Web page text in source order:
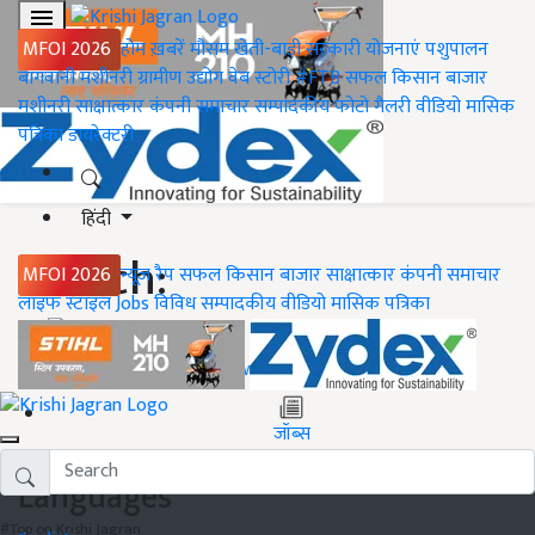
MFOI 2026 होमख़बरेंमौसमखेती-बाड़ीसरकारी योजनाएंपशुपालन
बागवानीमशीनरीग्रामीण उद्योगवेब स्टोरी#FTBसफल किसानबाजार
मशीनरीसाक्षात्कारकंपनी समाचारसम्पादकीयफोटो गैलरीवीडियोमासिक
पत्रिकाडायरेक्टरी
हिंदी
MFOI 2026 न्यूज़ रैपसफल किसानबाजारसाक्षात्कारकंपनी समाचार
लाइफ स्टाइलJobsविविधसम्पादकीयवीडियोमासिक पत्रिका
#Top on Krishi Jagran
Search:
होम
ख़बरें
जॉब्स
Languages